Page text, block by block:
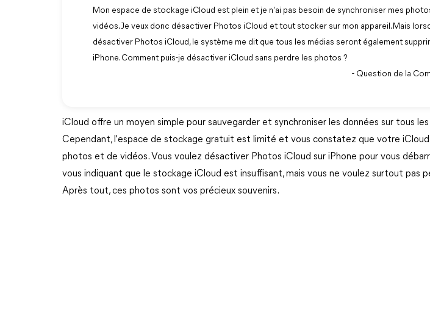
Mon espace de stockage iCloud est plein et je n'ai pas besoin de synchroniser mes
vidéos. Je veux donc désactiver Photos iCloud et tout stocker sur mon appareil. Mais
désactiver Photos iCloud, le système me dit que tous les médias seront également
iPhone. Comment puis-je désactiver iCloud sans perdre les photos ?
- Question de la
iCloud offre un moyen simple pour sauvegarder et synchroniser les données sur tous les
Cependant, l'espace de stockage gratuit est limité et vous constatez que votre
photos et de vidéos. Vous voulez désactiver Photos iCloud sur iPhone pour vous
vous indiquant que le stockage iCloud est insuffisant, mais vous ne voulez surtout pas
Après tout, ces photos sont vos précieux souvenirs.